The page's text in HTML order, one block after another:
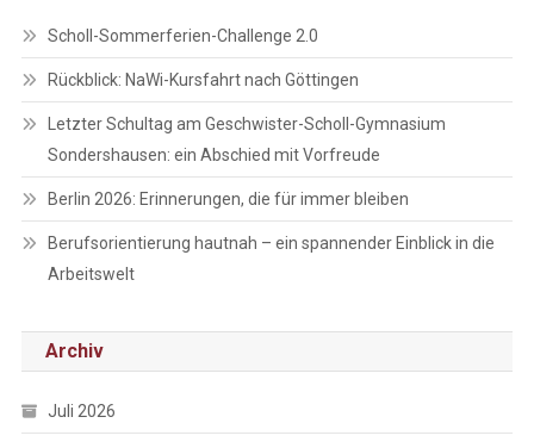
Scholl-Sommerferien-Challenge 2.0
Rückblick: NaWi-Kursfahrt nach Göttingen
Letzter Schultag am Geschwister-Scholl-Gymnasium
Sondershausen: ein Abschied mit Vorfreude
Berlin 2026: Erinnerungen, die für immer bleiben
Berufsorientierung hautnah – ein spannender Einblick in die
Arbeitswelt
Archiv
Juli 2026